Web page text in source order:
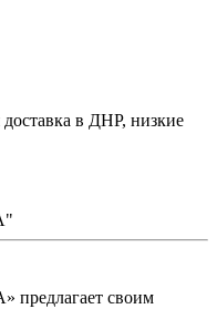
в ДНР, низкие
своим